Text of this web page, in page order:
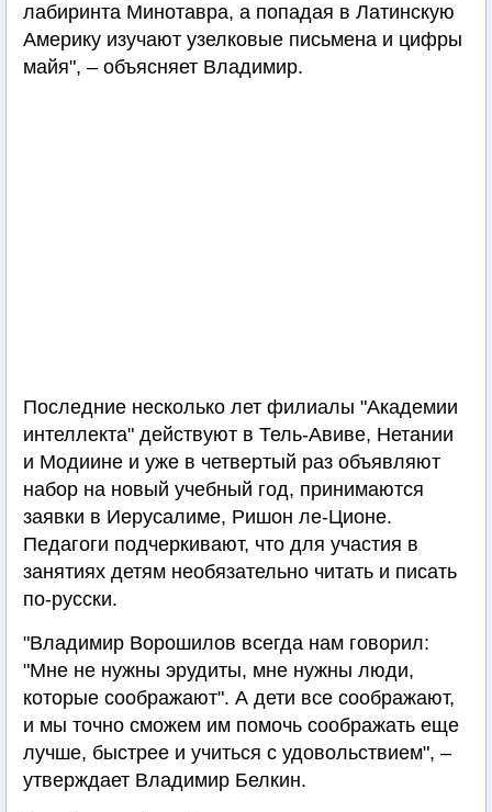
лабиринта Минотавра, а попадая в Латинскую
Америку изучают узелковые письмена и цифры
майя", – объясняет Владимир.
Последние несколько лет филиалы "Академии
интеллекта" действуют в Тель-Авиве, Нетании
и Модиине и уже в четвертый раз объявляют
набор на новый учебный год, принимаются
заявки в Иерусалиме, Ришон ле-Ционе.
Педагоги подчеркивают, что для участия в
занятиях детям необязательно читать и писать
по-русски.
"Владимир Ворошилов всегда нам говорил:
"Мне не нужны эрудиты, мне нужны люди,
которые соображают". А дети все соображают,
и мы точно сможем им помочь соображать еще
лучше, быстрее и учиться с удовольствием", –
утверждает Владимир Белкин.